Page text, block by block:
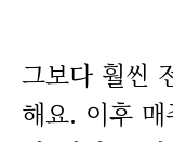
그보다 훨씬
해요. 이후